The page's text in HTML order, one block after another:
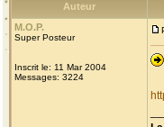
Auteur
M.O.P.
Super Posteur
Inscrit le: 11 Mar 2004
Messages: 3224